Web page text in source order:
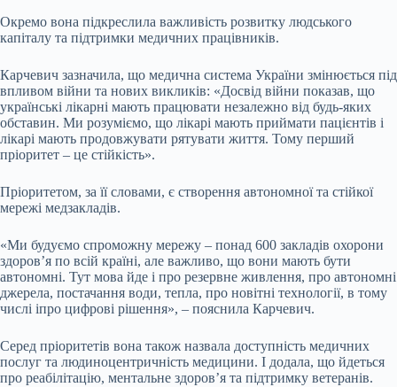
Окремо вона підкреслила важливість розвитку людського
капіталу та підтримки медичних працівників.
Карчевич зазначила, що медична система України змінюється під
впливом війни та нових викликів: «Досвід війни показав, що
українські лікарні мають працювати незалежно від будь-яких
обставин. Ми розуміємо, що лікарі мають приймати пацієнтів і
лікарі мають продовжувати рятувати життя. Тому перший
пріоритет – це стійкість».
Пріоритетом, за її словами, є створення автономної та стійкої
мережі медзакладів.
«Ми будуємо спроможну мережу – понад 600 закладів охорони
здоров’я по всій країні, але важливо, що вони мають бути
автономні. Тут мова йде і про резервне живлення, про автономні
джерела, постачання води, тепла, про новітні технології, в тому
числі іпро цифрові рішення», – пояснила Карчевич.
Серед пріоритетів вона також назвала доступність медичних
послуг та людиноцентричність медицини. І додала, що йдеться
про реабілітацію, ментальне здоров’я та підтримку ветеранів.